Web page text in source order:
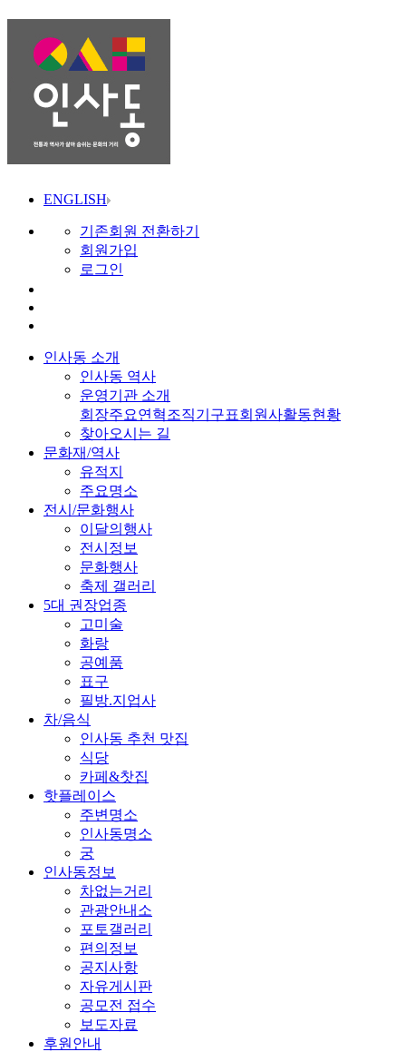
ENGLISH
기존회원 전환하기
회원가입
로그인
인사동 소개
인사동 역사
운영기관 소개
회장주요연혁조직기구표회원사활동현황
찾아오시는 길
문화재/역사
유적지
주요명소
전시/문화행사
이달의행사
전시정보
문화행사
축제 갤러리
5대 권장업종
고미술
화랑
공예품
표구
필방.지업사
차/음식
인사동 추천 맛집
식당
카페&찻집
핫플레이스
주변명소
인사동명소
궁
인사동정보
차없는거리
관광안내소
포토갤러리
편의정보
공지사항
자유게시판
공모전 접수
보도자료
후원안내